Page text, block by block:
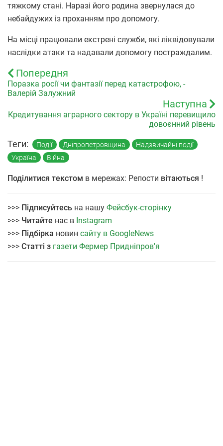
тяжкому стані. Наразі його родина звернулася до
небайдужих із проханням про допомогу.
На місці працювали екстрені служби, які ліквідовували
наслідки атаки та надавали допомогу постраждалим.
Попередня
Поразка росії чи фантазії перед катастрофою, -
Валерій Залужний
Наступна
Кредитування аграрного сектору в Україні перевищило
довоєнний рівень
Теги: Події Дніпропетровщина
Надзвичайні події
Україна
Війна
Поділитися текстом в мережах: Репости вітаються !
>>> Підписуйтесь на нашу Фейсбук-сторінку
>>> Читайте нас в Instagram
>>> Підбірка новин сайту в GoogleNews
>>> Статті з газети Фермер Придніпров'я